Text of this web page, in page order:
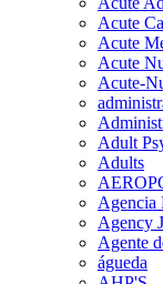
Acute
Acute
Acute
Acute-
Adult
Adults
Agencia
Agency
Agente
águeda